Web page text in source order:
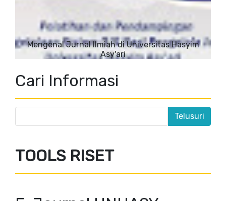
Mengenal Jurnal Ilmiah di Universitas Hasyim
Asy'ari
Cari Informasi
TOOLS RISET